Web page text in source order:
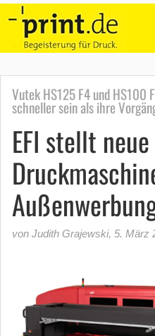
Vutek HS125 F4 und HS100
schneller sein als ihre
EFI stellt
von Judith Grajewski, 5. März